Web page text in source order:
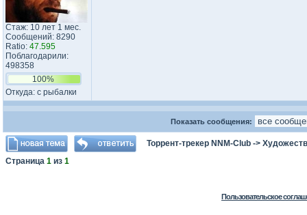
Стаж: 10 лет 1 мес.
Сообщений: 8290
Ratio: 47.595
Поблагодарили:
498358
100%
Откуда: с рыбалки
Показать сообщения:
Торрент-трекер NNM-Club ->
Страница 1 из 1
Пользовательское